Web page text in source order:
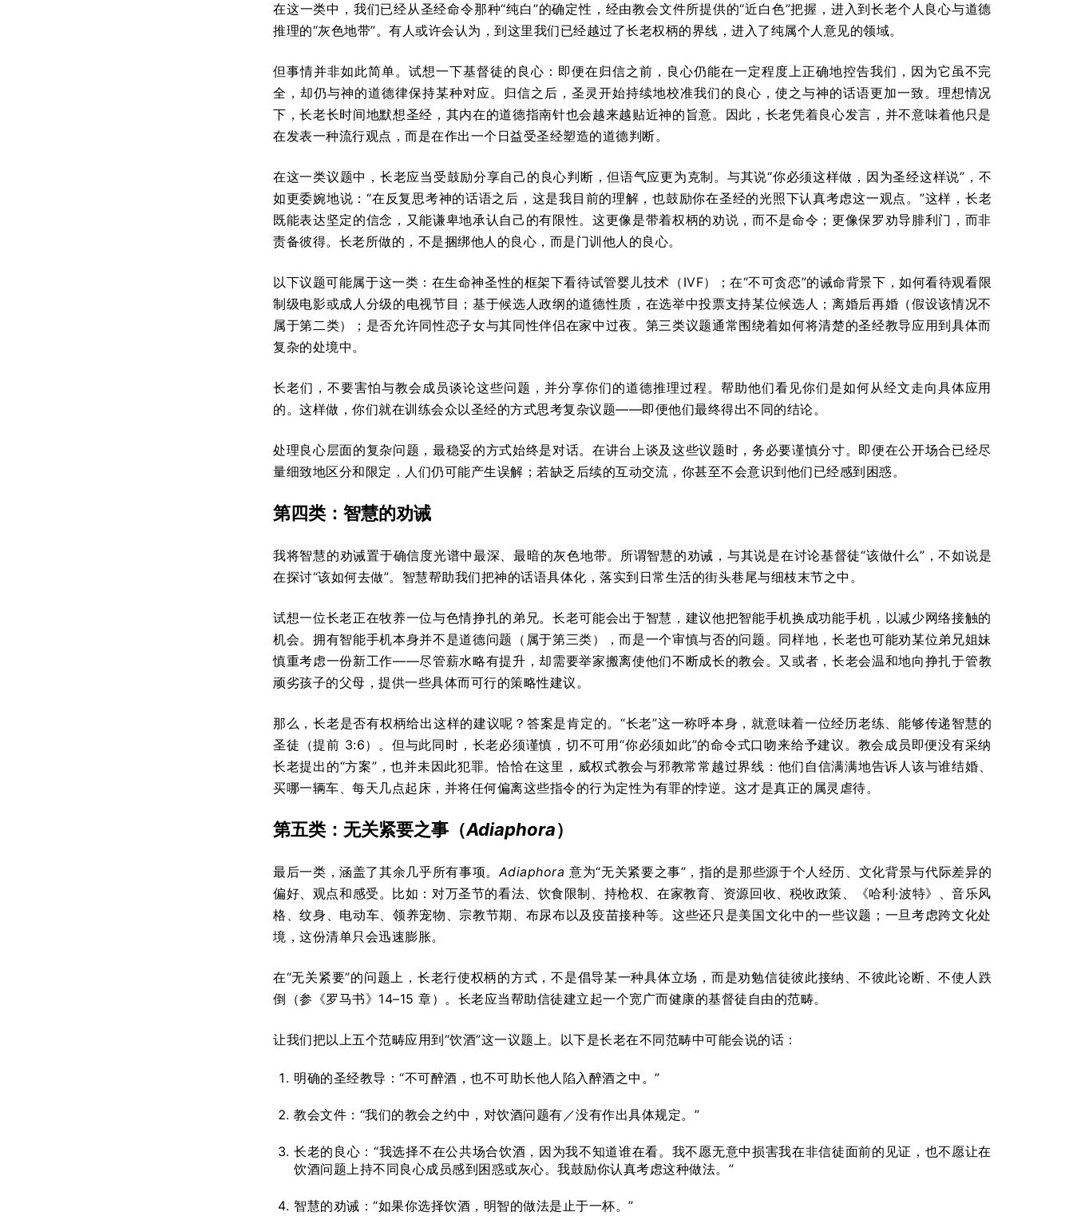
在这一类中，我们已经从圣经命令那种“纯白”的确定性，经由教会文件所提供的“近白色”把握，进入到长老个人良心与道德
推理的“灰色地带”。有人或许会认为，到这里我们已经越过了长老权柄的界线，进入了纯属个人意见的领域。
但事情并非如此简单。试想一下基督徒的良心：即便在归信之前，良心仍能在一定程度上正确地控告我们，因为它虽不完
全，却仍与神的道德律保持某种对应。归信之后，圣灵开始持续地校准我们的良心，使之与神的话语更加一致。理想情况
下，长老长时间地默想圣经，其内在的道德指南针也会越来越贴近神的旨意。因此，长老凭着良心发言，并不意味着他只是
在发表一种流行观点，而是在作出一个日益受圣经塑造的道德判断。
在这一类议题中，长老应当受鼓励分享自己的良心判断，但语气应更为克制。与其说“你必须这样做，因为圣经这样说”，不
如更委婉地说：“在反复思考神的话语之后，这是我目前的理解，也鼓励你在圣经的光照下认真考虑这一观点。”这样，长老
既能表达坚定的信念，又能谦卑地承认自己的有限性。这更像是带着权柄的劝说，而不是命令；更像保罗劝导腓利门，而非
责备彼得。长老所做的，不是捆绑他人的良心，而是门训他人的良心。
以下议题可能属于这一类：在生命神圣性的框架下看待试管婴儿技术（IVF）；在“不可贪恋”的诫命背景下，如何看待观看限
制级电影或成人分级的电视节目；基于候选人政纲的道德性质，在选举中投票支持某位候选人；离婚后再婚（假设该情况不
属于第二类）；是否允许同性恋子女与其同性伴侣在家中过夜。第三类议题通常围绕着如何将清楚的圣经教导应用到具体而
复杂的处境中。
长老们，不要害怕与教会成员谈论这些问题，并分享你们的道德推理过程。帮助他们看见你们是如何从经文走向具体应用
的。这样做，你们就在训练会众以圣经的方式思考复杂议题——即便他们最终得出不同的结论。
处理良心层面的复杂问题，最稳妥的方式始终是对话。在讲台上谈及这些议题时，务必要谨慎分寸。即便在公开场合已经尽
量细致地区分和限定，人们仍可能产生误解；若缺乏后续的互动交流，你甚至不会意识到他们已经感到困惑。
第四类：智慧的劝诫
我将智慧的劝诫置于确信度光谱中最深、最暗的灰色地带。所谓智慧的劝诫，与其说是在讨论基督徒“该做什么”，不如说是
在探讨“该如何去做”。智慧帮助我们把神的话语具体化，落实到日常生活的街头巷尾与细枝末节之中。
试想一位长老正在牧养一位与色情挣扎的弟兄。长老可能会出于智慧，建议他把智能手机换成功能手机，以减少网络接触的
机会。拥有智能手机本身并不是道德问题（属于第三类），而是一个审慎与否的问题。同样地，长老也可能劝某位弟兄姐妹
慎重考虑一份新工作——尽管薪水略有提升，却需要举家搬离使他们不断成长的教会。又或者，长老会温和地向挣扎于管教
顽劣孩子的父母，提供一些具体而可行的策略性建议。
那么，长老是否有权柄给出这样的建议呢？答案是肯定的。“长老”这一称呼本身，就意味着一位经历老练、能够传递智慧的
圣徒（提前 3:6）。但与此同时，长老必须谨慎，切不可用“你必须如此”的命令式口吻来给予建议。教会成员即便没有采纳
长老提出的“方案”，也并未因此犯罪。恰恰在这里，威权式教会与邪教常常越过界线：他们自信满满地告诉人该与谁结婚、
买哪一辆车、每天几点起床，并将任何偏离这些指令的行为定性为有罪的悖逆。这才是真正的属灵虐待。
第五类：无关紧要之事（Adiaphora）
最后一类，涵盖了其余几乎所有事项。Adiaphora意为“无关紧要之事”，指的是那些源于个人经历、文化背景与代际差异的
偏好、观点和感受。比如：对万圣节的看法、饮食限制、持枪权、在家教育、资源回收、税收政策、《哈利·波特》、音乐风
格、纹身、电动车、领养宠物、宗教节期、布尿布以及疫苗接种等。这些还只是美国文化中的一些议题；一旦考虑跨文化处
境，这份清单只会迅速膨胀。
在“无关紧要”的问题上，长老行使权柄的方式，不是倡导某一种具体立场，而是劝勉信徒彼此接纳、不彼此论断、不使人跌
倒（参《罗马书》14–15 章）。长老应当帮助信徒建立起一个宽广而健康的基督徒自由的范畴。
让我们把以上五个范畴应用到“饮酒”这一议题上。以下是长老在不同范畴中可能会说的话：
明确的圣经教导：“不可醉酒，也不可助长他人陷入醉酒之中。”
教会文件：“我们的教会之约中，对饮酒问题有／没有作出具体规定。”
长老的良心：“我选择不在公共场合饮酒，因为我不知道谁在看。我不愿无意中损害我在非信徒面前的见证，也不愿让在
饮酒问题上持不同良心成员感到困惑或灰心。我鼓励你认真考虑这种做法。”
智慧的劝诫：“如果你选择饮酒，明智的做法是止于一杯。”